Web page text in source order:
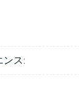
ンス: